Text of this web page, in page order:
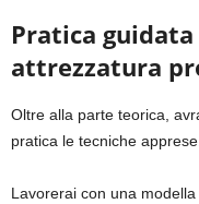
Pratica
attrezzatura
Oltre alla parte teorica,
pratica le tecniche
Lavorerai con una